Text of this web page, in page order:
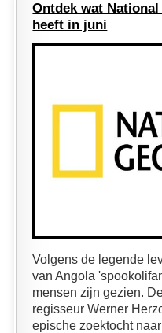
Ontdek wat
heeft in juni
Volgens de legende
van Angola
mensen zijn gezien.
regisseur Werner
epische zoektocht